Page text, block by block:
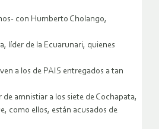
con Humberto Cholango,
líder de la Ecuarunari, quienes
a los de PAIS entregados a tan
amnistiar a los siete de Cochapata,
como ellos, están acusados de